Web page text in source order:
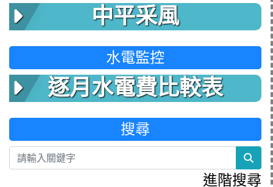
中平采風
水電監控
逐月水電費比較表
搜尋
進階搜尋